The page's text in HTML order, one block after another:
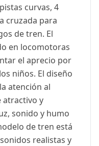
curvas, 4
cruzada para
de tren. El
en locomotoras
el aprecio por
niños. El diseño
atención al
atractivo y
sonido y humo
de tren está
realistas y